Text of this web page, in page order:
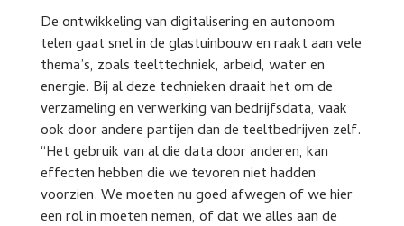
De ontwikkeling van digitalisering en autonoom
telen gaat snel in de glastuinbouw en raakt aan vele
thema’s, zoals teelttechniek, arbeid, water en
energie. Bij al deze technieken draait het om de
verzameling en verwerking van bedrijfsdata, vaak
ook door andere partijen dan de teeltbedrijven zelf.
“Het gebruik van al die data door anderen, kan
effecten hebben die we tevoren niet hadden
voorzien. We moeten nu goed afwegen of we hier
een rol in moeten nemen, of dat we alles aan de